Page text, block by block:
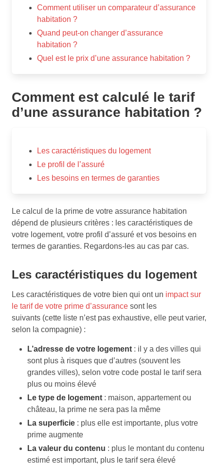
Comment utiliser un comparateur d’assurance
habitation ?
Quand peut-on changer d’assurance
habitation ?
Quel est le prix d’une assurance habitation ?
Comment est calculé le tarif
d’une assurance habitation ?
Les caractéristiques du logement
Le profil de l’assuré
Les besoins en termes de garanties
Le calcul de la prime de votre assurance habitation
dépend de plusieurs critères : les caractéristiques de
votre logement, votre profil d’assuré et vos besoins en
termes de garanties. Regardons-les au cas par cas.
Les caractéristiques du logement
Les caractéristiques de votre bien qui ont un impact sur
le tarif de votre prime d’assurance sont les
suivants (cette liste n’est pas exhaustive, elle peut varier,
selon la compagnie) :
L’adresse de votre logement : il y a des villes qui
sont plus à risques que d’autres (souvent les
grandes villes), selon votre code postal le tarif sera
plus ou moins élevé
Le type de logement : maison, appartement ou
château, la prime ne sera pas la même
La superficie : plus elle est importante, plus votre
prime augmente
La valeur du contenu : plus le montant du contenu
estimé est important, plus le tarif sera élevé